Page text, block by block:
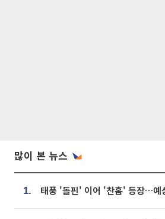
많이 본 뉴스
1.